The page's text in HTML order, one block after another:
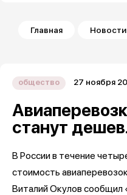
Строка навигации
Главная Новости
общество 27 ноября
станут
В России в течение
стоимость
Виталий Окулов